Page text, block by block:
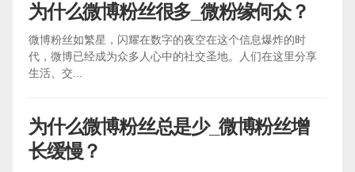
为什么微博粉丝很多_微粉缘何众？
微博粉丝如繁星，闪耀在数字的夜空在这个信息爆炸的时
代，微博已经成为众多人心中的社交圣地。人们在这里分享
生活、交...
为什么微博粉丝总是少_微博粉丝增
长缓慢？